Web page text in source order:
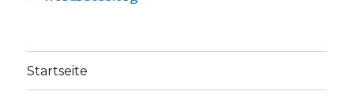
Startseite